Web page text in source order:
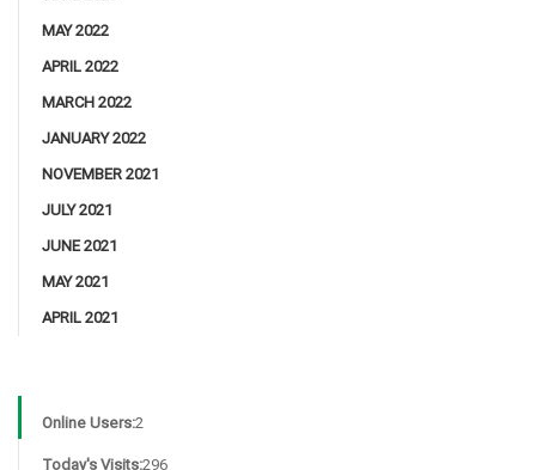
MAY 2022
APRIL 2022
MARCH 2022
JANUARY 2022
NOVEMBER 2021
JULY 2021
JUNE 2021
MAY 2021
APRIL 2021
Online Users:2
Today's Visits:296